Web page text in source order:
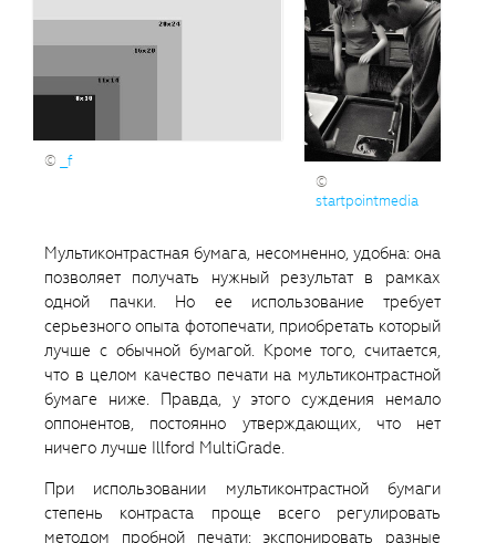
©
_f
©
startpointmedia
Мультиконтрастная бумага, несомненно, удобна: она
позволяет получать нужный результат в рамках
одной пачки. Но ее использование требует
серьезного опыта фотопечати, приобретать который
лучше с обычной бумагой. Кроме того, считается,
что в целом качество печати на мультиконтрастной
бумаге ниже. Правда, у этого суждения немало
оппонентов, постоянно утверждающих, что нет
ничего лучше Illford MultiGrade.
При использовании мультиконтрастной бумаги
степень контраста проще всего регулировать
методом пробной печати: экспонировать разные